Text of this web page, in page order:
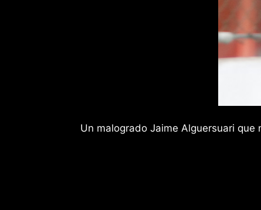
Un malogrado Jaime Alguersuari